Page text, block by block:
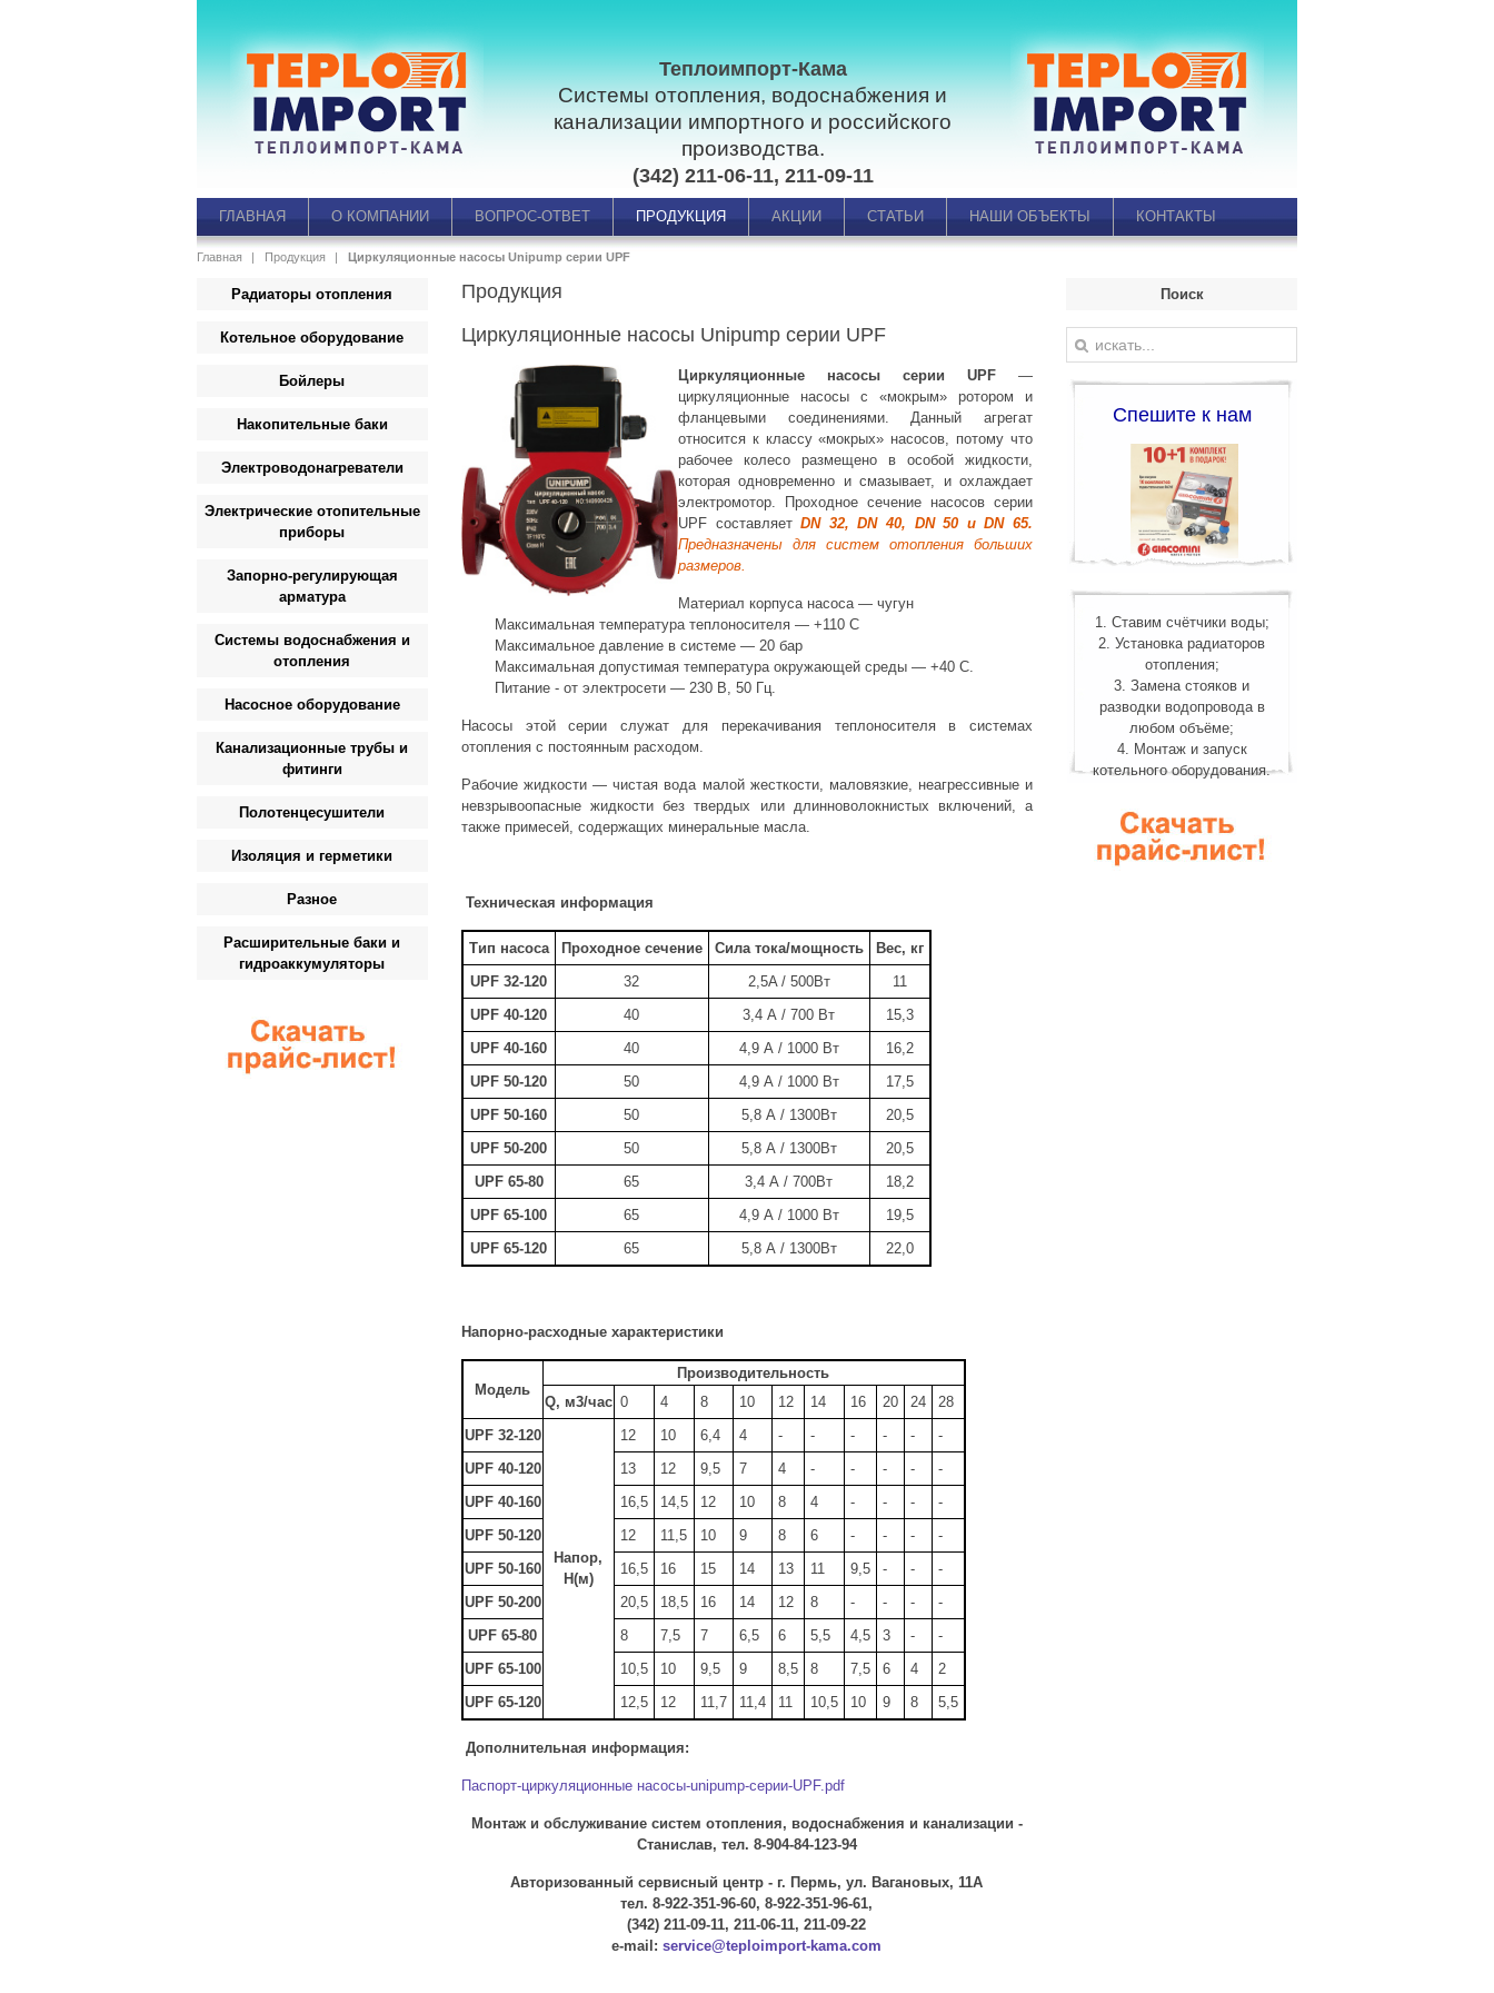
Теплоимпорт-Кама
Системы отопления, водоснабжения и
канализации импортного и российского
производства.
(342) 211-06-11, 211-09-11
ГЛАВНАЯ О КОМПАНИИ ВОПРОС-ОТВЕТ ПРОДУКЦИЯ АКЦИИ СТАТЬИ НАШИ ОБЪЕКТЫ КОНТАКТЫ
Главная Продукция Циркуляционные насосы Unipump серии UPF
Продукция
Циркуляционные насосы Unipump серии UPF
Циркуляционные насосы серии UPF —
циркуляционные насосы с «мокрым» ротором и
фланцевыми соединениями. Данный агрегат
относится к классу «мокрых» насосов, потому что
рабочее колесо размещено в особой жидкости,
которая одновременно и смазывает, и охлаждает
электромотор. Проходное сечение насосов серии
UPF составляетDN 32, DN 40, DN 50 и DN 65.
Предназначены для систем отопления больших
размеров.
Материал корпуса насоса — чугун
Максимальная температура теплоносителя — +110 С
Максимальное давление в системе — 20 бар
Максимальная допустимая температура окружающей среды — +40 С.
Питание - от электросети — 230 В, 50 Гц.
Насосы этой серии служат для перекачивания теплоносителя в системах
отопления с постоянным расходом.
Рабочие жидкости — чистая вода малой жесткости, маловязкие, неагрессивные и
невзрывоопасные жидкости без твердых или длинноволокнистых включений, а
также примесей, содержащих минеральные масла.
Техническая информация
Тип насоса Проходное сечение Сила тока/мощность
Вес, кг
UPF 32-120 32 2,5A / 500Bт
11
UPF 40-120 40 3,4 А / 700 Вт
15,3
UPF 40-160 40 4,9 А / 1000 Вт
16,2
UPF 50-120 50 4,9 А / 1000 Вт
17,5
UPF 50-160 50 5,8 А / 1300Вт
20,5
UPF 50-200 50 5,8 А / 1300Вт
20,5
UPF 65-80 65 3,4 А / 700Вт
18,2
UPF 65-100 65 4,9 А / 1000 Вт
19,5
UPF 65-120 65 5,8 А / 1300Вт 22,0
Напорно-расходные характеристики
Модель
Производительность
Q, м3/час 0 4 8 10 12 14 16 20 24
28
UPF 32-120
Напор,
Н(м)
12 10 6,4 4 - - - - -
-
UPF 40-120
13 12 9,5 7 4 - - - -
-
UPF 40-160
16,5 14,5 12 10 8 4 - - -
-
UPF 50-120
12 11,5 10 9 8 6 - - -
-
UPF 50-160
16,5 16 15 14 13 11 9,5 - -
-
UPF 50-200
20,5 18,5 16 14 12 8 - - -
-
UPF 65-80
8 7,5 7 6,5 6 5,5 4,5 3 -
-
UPF 65-100
10,5 10 9,5 9 8,5 8 7,5 6 4
2
UPF 65-120
12,5 12 11,7 11,4 11 10,5 10 9 8 5,5
Дополнительная информация:
Паспорт-циркуляционные насосы-unipump-серии-UPF.pdf
Монтаж и обслуживание систем отопления, водоснабжения и канализации -
Станислав, тел. 8-904-84-123-94
Авторизованный сервисный центр - г. Пермь, ул. Вагановых, 11А
тел. 8-922-351-96-60, 8-922-351-96-61,
(342) 211-09-11, 211-06-11, 211-09-22
e-mail:service@teploimport-kama.com
Радиаторы отопления
Котельное оборудование
Бойлеры
Накопительные баки
Электроводонагреватели
Электрические отопительные
приборы
Запорно-регулирующая
арматура
Системы водоснабжения и
отопления
Насосное оборудование
Канализационные трубы и
фитинги
Полотенцесушители
Изоляция и герметики
Разное
Расширительные баки и
гидроаккумуляторы
Поиск
Спешите к нам
1. Ставим счётчики воды;
2. Установка радиаторов
отопления;
3. Замена стояков и
разводки водопровода в
любом объёме;
4. Монтаж и запуск
котельного оборудования.